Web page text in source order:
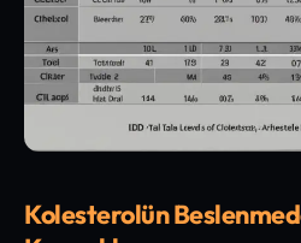
Kolesterolün